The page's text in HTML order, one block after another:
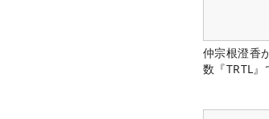
仲宗根澄香
数『TRTL』